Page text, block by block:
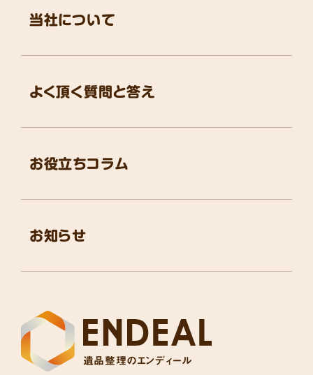
遺品整理のエンディール
お役立ちコラム
よく頂く質問と答え
お知らせ
当社について